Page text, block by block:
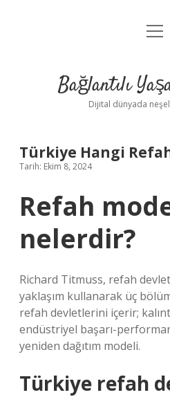
Yasal
Bağlantılı
Dijital dünyada
Türkiye Hangi
Tarih: Ekim 8, 2024
Refah
nelerdir?
Richard Titmuss, refah
yaklaşım kullanarak üç
refah devletlerini içerir;
endüstriyel başarı-
yeniden dağıtım modeli.
Türkiye refah